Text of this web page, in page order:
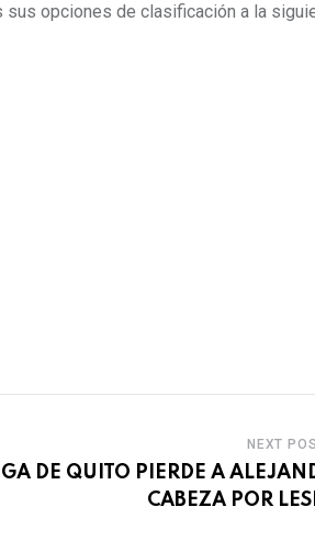
opciones de clasificación a la
NEXT
DE QUITO PIERDE A
CABEZA POR